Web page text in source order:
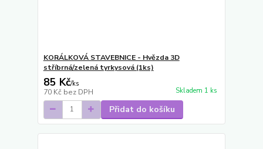
KORÁLKOVÁ STAVEBNICE - Hvězda 3D
stříbrná/zelená tyrkysová (1ks)
85 Kč/ks
70 Kč bez DPH Skladem 1 ks
Přidat do košíku